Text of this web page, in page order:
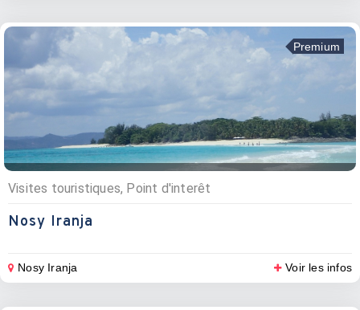
Premium
Visites touristiques, Point d'interêt
Nosy Iranja
Nosy Iranja Voir les infos